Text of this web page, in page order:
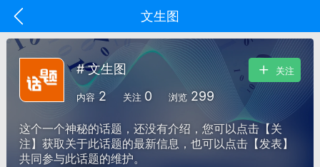
文生图
# 文生图
内容 2 关注 0 浏览 299
关注
这个一个神秘的话题，还没有介绍，您可以点击【关
注】获取关于此话题的最新信息，也可以点击【发表】
共同参与此话题的维护。